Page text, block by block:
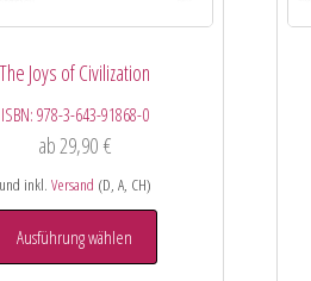
The Joys of Civilization
ISBN: 978-3-643-91868-0
ab29,90 €
und inkl. Versand (D, A, CH)
Ausführung wählen